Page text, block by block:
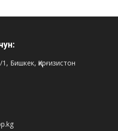
Бишкек, Қирғизистон